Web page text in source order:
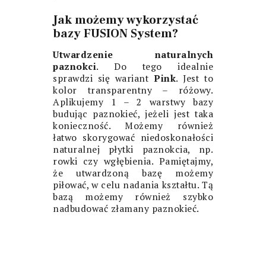
Jak możemy wykorzystać
bazy FUSION System?
Utwardzenie naturalnych
paznokci. Do tego idealnie
sprawdzi się wariantPink. Jest to
kolor transparentny – różowy.
Aplikujemy 1 – 2 warstwy bazy
budując paznokieć, jeżeli jest taka
konieczność. Możemy również
łatwo skorygować niedoskonałości
naturalnej płytki paznokcia, np.
rowki czy wgłębienia. Pamiętajmy,
że utwardzoną bazę możemy
piłować, w celu nadania kształtu. Tą
bazą możemy również szybko
nadbudować złamany paznokieć.
1. PAZNOKIEĆ PRZYGOTOWANY DO
NAŁOŻENIA BAZY. 2. PAZNOKIEĆ PO
APLIKACJI BAZY BUDUJĄCEJ I
UTWARDZONY. PO WYPIŁOWANIU
ZACHOWANA JEST PRAWIDŁOWA
BUDOWA. 3. PAZNOKIEĆ POKRYTY